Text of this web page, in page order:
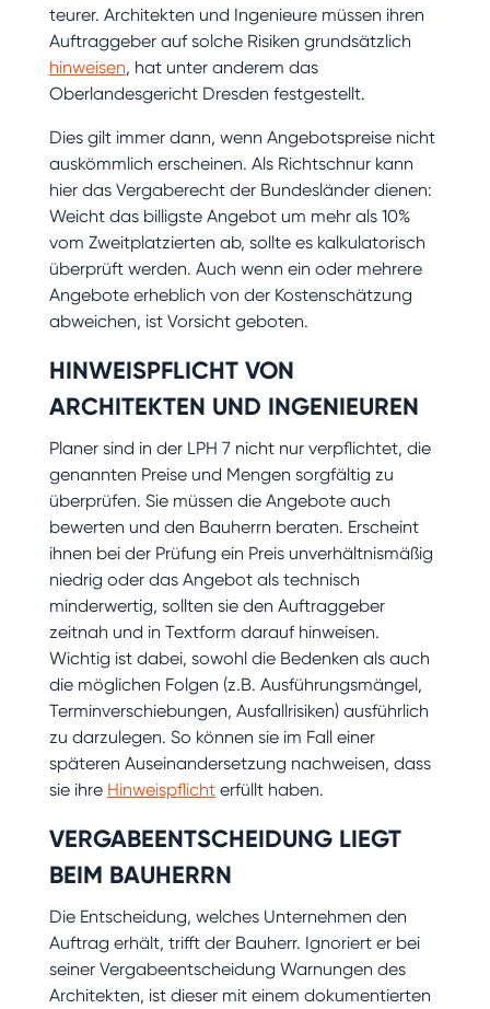
teurer. Architekten und Ingenieure müssen ihren
Auftraggeber auf solche Risiken grundsätzlich
hinweisen, hat unter anderem das
Oberlandesgericht Dresden festgestellt.
Dies gilt immer dann, wenn Angebotspreise nicht
auskömmlich erscheinen. Als Richtschnur kann
hier das Vergaberecht der Bundesländer dienen:
Weicht das billigste Angebot um mehr als 10%
vom Zweitplatzierten ab, sollte es kalkulatorisch
überprüft werden. Auch wenn ein oder mehrere
Angebote erheblich von der Kostenschätzung
abweichen, ist Vorsicht geboten.
HINWEISPFLICHT VON
ARCHITEKTEN UND INGENIEUREN
Planer sind in der LPH 7 nicht nur verpflichtet, die
genannten Preise und Mengen sorgfältig zu
überprüfen. Sie müssen die Angebote auch
bewerten und den Bauherrn beraten. Erscheint
ihnen bei der Prüfung ein Preis unverhältnismäßig
niedrig oder das Angebot als technisch
minderwertig, sollten sie den Auftraggeber
zeitnah und in Textform darauf hinweisen.
Wichtig ist dabei, sowohl die Bedenken als auch
die möglichen Folgen (z.B. Ausführungsmängel,
Terminverschiebungen, Ausfallrisiken) ausführlich
zu darzulegen. So können sie im Fall einer
späteren Auseinandersetzung nachweisen, dass
sie ihre Hinweispflichterfüllt haben.
VERGABEENTSCHEIDUNG LIEGT
BEIM BAUHERRN
Die Entscheidung, welches Unternehmen den
Auftrag erhält, trifft der Bauherr. Ignoriert er bei
seiner Vergabeentscheidung Warnungen des
Architekten, ist dieser mit einem dokumentierten